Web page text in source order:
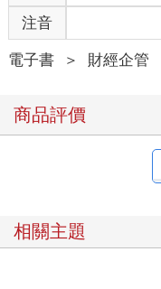
注音
電子書 ＞ 財經企管
商品評價
相關主題